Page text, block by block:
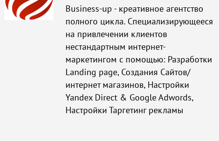
Business-up - креативное агентство
полного цикла. Специализирующееся
на привлечении клиентов
нестандартным интернет-
маркетингом с помощью: Разработки
Landing page, Создания Сайтов/
интернет магазинов, Настройки
Yandex Direct & Google Adwords,
Настройки Таргетинг рекламы